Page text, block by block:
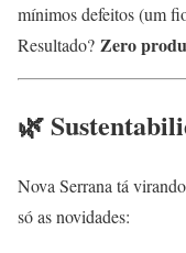
mínimos defeitos (um
Resultado? Zero
🌿
Nova Serrana tá
só as novidades: